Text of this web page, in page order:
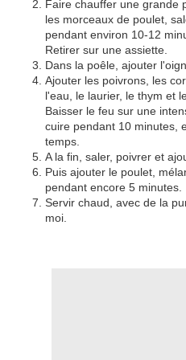
Faire chauffer une grande
les morceaux de poulet,
pendant environ 10-12
Retirer sur une assiette.
Dans la poêle, ajouter
Ajouter les poivrons, les
l'eau, le laurier, le thym et
Baisser le feu sur une
cuire pendant 10 minutes,
temps.
A la fin, saler, poivrer et
Puis ajouter le poulet,
pendant encore 5 minutes.
Servir chaud, avec de la
moi.